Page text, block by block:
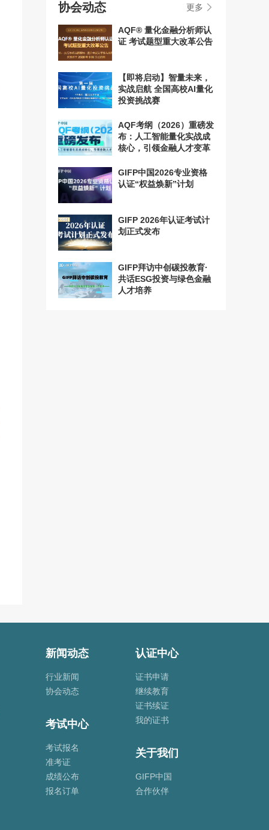
协会动态 更多
AQF® 量化金融分析师认
证 考试题型重大改革公告
【即将启动】智量未来，
实战启航 全国高校AI量化
投资挑战赛
AQF考纲（2026）重磅发
布：人工智能量化实战成
核心，引领金融人才变革
GIFP中国2026专业资格
认证“权益焕新”计划
GIFP 2026年认证考试计
划正式发布
GIFP拜访中创碳投教育·
共话ESG投资与绿色金融
人才培养
新闻动态
行业新闻
协会动态
考试中心
考试报名
准考证
成绩公布
报名订单
认证中心
证书申请
继续教育
证书续证
我的证书
关于我们
GIFP中国
合作伙伴